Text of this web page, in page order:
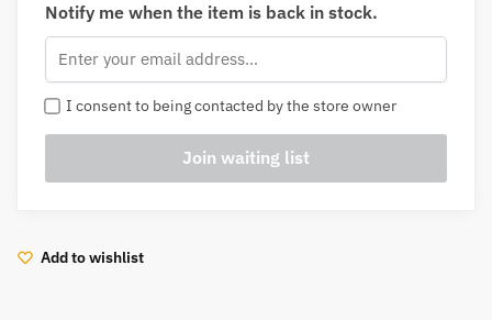
Notify me when the item is back in stock.
I consent to being contacted by the store owner
Add to wishlist